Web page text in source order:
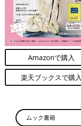
Amazonで購入
楽天ブックスで購入
ムック書籍